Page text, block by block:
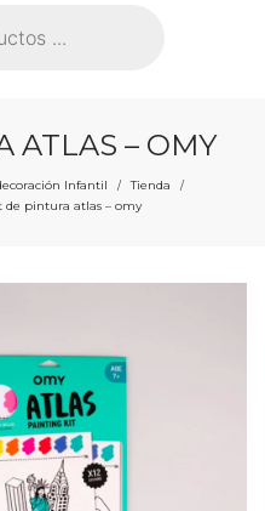
ATLAS – OMY
Infantil / Tienda /
de pintura atlas – omy